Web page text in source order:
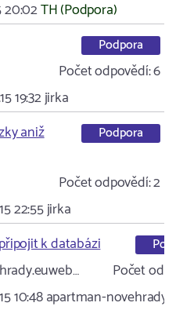
20:02TH (Podpora)
Podpora
Počet odpovědí:6
19:32jirka
aniž
Podpora
Počet odpovědí:2
22:55jirka
k databázi
Počet
10:48apartman-